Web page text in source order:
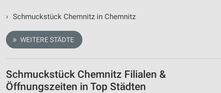
› Schmuckstück Chemnitz in Chemnitz
WEITERE STÄDTE
Schmuckstück Chemnitz Filialen &
Öffnungszeiten in Top Städten